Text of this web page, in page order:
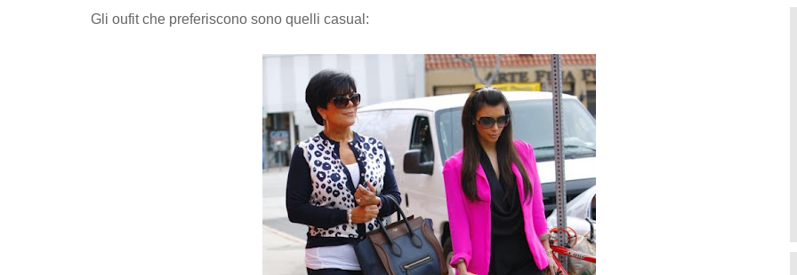
Gli oufit che preferiscono sono quelli casual: